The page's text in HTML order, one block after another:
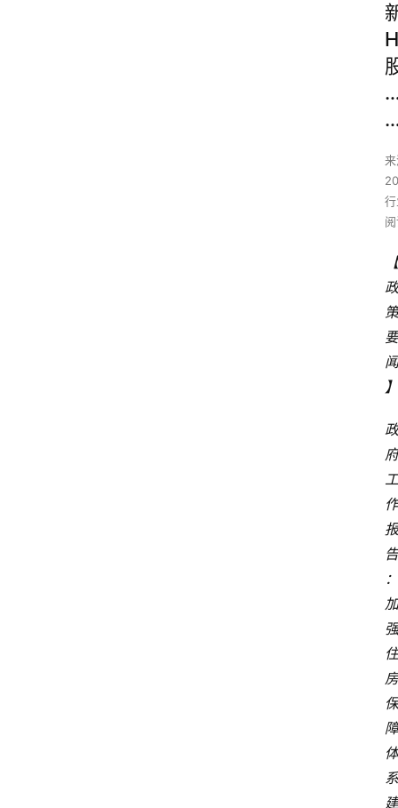
H
【
政
策
要
闻
】
政
府
工
作
报
告
：
加
强
住
房
保
障
体
系
建